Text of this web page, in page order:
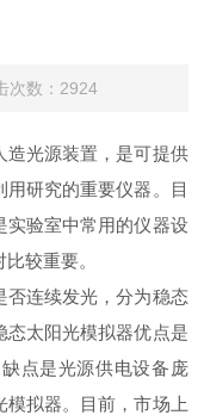
数：2924
光源装置，是可提供
研究的重要仪器。目
实验室中常用的仪器设
较重要。
连续发光，分为稳态
态太阳光模拟器优点是
点是光源供电设备庞
模拟器。目前，市场上